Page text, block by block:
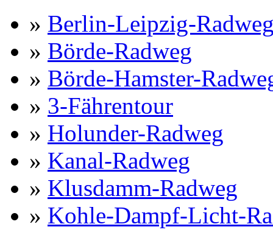
» Berlin-Leipzig-
» Börde-Radweg
» Börde-Hamster-
» 3-Fährentour
» Holunder-Radweg
» Kanal-Radweg
» Klusdamm-Radweg
» Kohle-Dampf-Licht-